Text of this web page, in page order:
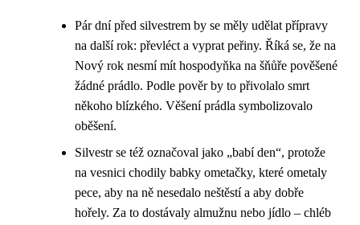
Pár dní před silvestrem by se měly udělat přípravy
na další rok: převléct a vyprat peřiny. Říká se, že na
Nový rok nesmí mít hospodyňka na šňůře pověšené
žádné prádlo. Podle pověr by to přivolalo smrt
někoho blízkého. Věšení prádla symbolizovalo
oběšení.
Silvestr se též označoval jako „babí den“, protože
na vesnici chodily babky ometačky, které ometaly
pece, aby na ně nesedalo neštěstí a aby dobře
hořely. Za to dostávaly almužnu nebo jídlo – chléb